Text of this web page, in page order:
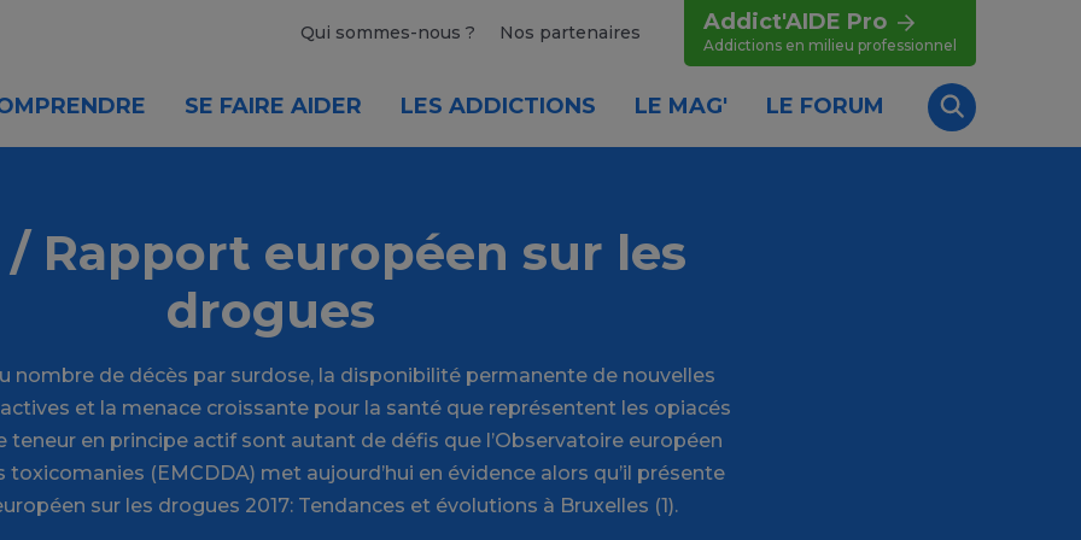
Qui sommes-nous ? Nos partenaires Addict'AIDE Pro
Addictions en milieu professionnel
SE FAIRE AIDER LES ADDICTIONS LE MAG' LE FORUM
Recherche
/ Rapport européen sur les
drogues
nombre de décès par surdose, la disponibilité permanente de nouvelles
et la menace croissante pour la santé que représentent les opiacés
teneur en principe actif sont autant de défis que l’Observatoire européen
(EMCDDA) met aujourd’hui en évidence alors qu’il présente
sur les drogues 2017: Tendances et évolutions à Bruxelles (1).